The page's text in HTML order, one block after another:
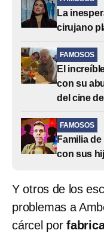
La
cirujano
FAMOSOS
El
con su
del cine
FAMOSOS
Familia
con sus
Y otros de los
problemas a
cárcel por